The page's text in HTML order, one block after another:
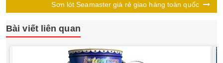
Sơn lót Seamaster giá rẻ giao hàng toàn quốc
Bài viết liên quan